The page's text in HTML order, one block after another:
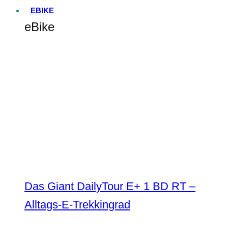
EBIKE
eBike
Das Giant DailyTour E+ 1 BD RT –
Alltags-E-Trekkingrad